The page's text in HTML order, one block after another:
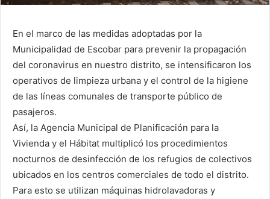
En el marco de las medidas adoptadas por la
Municipalidad de Escobar para prevenir la propagación
del coronavirus en nuestro distrito, se intensificaron los
operativos de limpieza urbana y el control de la higiene
de las líneas comunales de transporte público de
pasajeros.
Así, la Agencia Municipal de Planificación para la
Vivienda y el Hábitat multiplicó los procedimientos
nocturnos de desinfección de los refugios de colectivos
ubicados en los centros comerciales de todo el distrito.
Para esto se utilizan máquinas hidrolavadoras y